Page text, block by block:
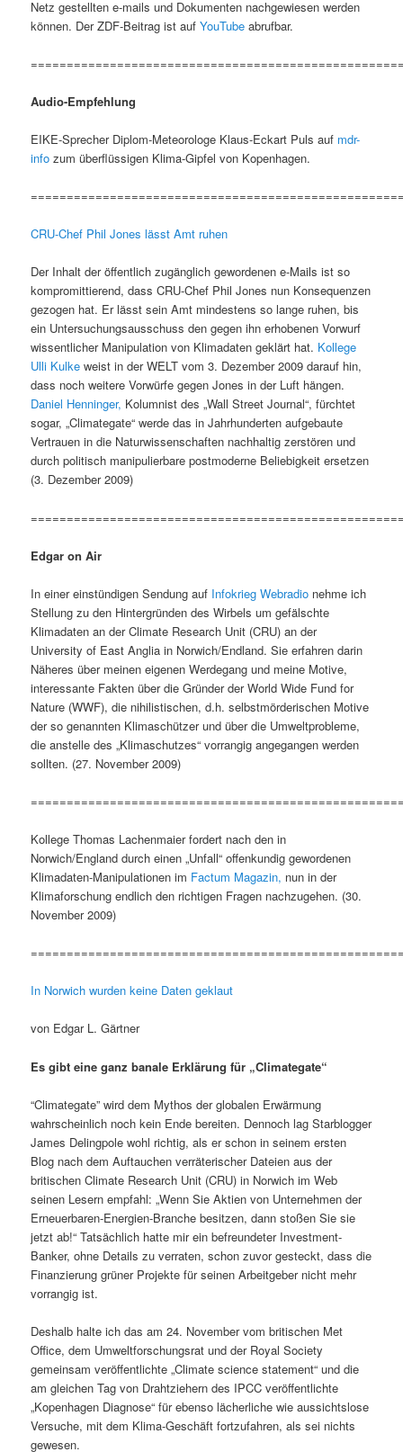
Netz gestellten e-mails und Dokumenten nachgewiesen werden
können. Der ZDF-Beitrag ist aufYouTube abrufbar.
Audio-Empfehlung
EIKE-Sprecher Diplom-Meteorologe Klaus-Eckart Puls auf mdr-
info zum überflüssigen Klima-Gipfel von Kopenhagen.
CRU-Chef Phil Jones lässt Amt ruhen
Der Inhalt der öffentlich zugänglich gewordenen e-Mails ist so
kompromittierend, dass CRU-Chef Phil Jones nun Konsequenzen
gezogen hat. Er lässt sein Amt mindestens so lange ruhen, bis
ein Untersuchungsausschuss den gegen ihn erhobenen Vorwurf
wissentlicher Manipulation von Klimadaten geklärt hat. Kollege
Ulli Kulke weist in der WELT vom 3. Dezember 2009 darauf hin,
dass noch weitere Vorwürfe gegen Jones in der Luft hängen.
Daniel Henninger, Kolumnist des „Wall Street Journal“, fürchtet
sogar, „Climategate“ werde das in Jahrhunderten aufgebaute
Vertrauen in die Naturwissenschaften nachhaltig zerstören und
durch politisch manipulierbare postmoderne Beliebigkeit ersetzen
(3. Dezember 2009)
Edgar on Air
In einer einstündigen Sendung auf Infokrieg Webradio nehme ich
Stellung zu den Hintergründen des Wirbels um gefälschte
Klimadaten an der Climate Research Unit (CRU) an der
University of East Anglia in Norwich/Endland. Sie erfahren darin
Näheres über meinen eigenen Werdegang und meine Motive,
interessante Fakten über die Gründer der World Wide Fund for
Nature (WWF), die nihilistischen, d.h. selbstmörderischen Motive
der so genannten Klimaschützer und über die Umweltprobleme,
die anstelle des „Klimaschutzes“ vorrangig angegangen werden
sollten. (27. November 2009)
Kollege Thomas Lachenmaier fordert nach den in
Norwich/England durch einen „Unfall“ offenkundig gewordenen
Klimadaten-Manipulationen im Factum Magazin, nun in der
Klimaforschung endlich den richtigen Fragen nachzugehen. (30.
November 2009)
In Norwich wurden keine Daten geklaut
von Edgar L. Gärtner
Es gibt eine ganz banale Erklärung für „Climategate“
“Climategate” wird dem Mythos der globalen Erwärmung
wahrscheinlich noch kein Ende bereiten. Dennoch lag Starblogger
James Delingpole wohl richtig, als er schon in seinem ersten
Blog nach dem Auftauchen verräterischer Dateien aus der
britischen Climate Research Unit (CRU) in Norwich im Web
seinen Lesern empfahl: „Wenn Sie Aktien von Unternehmen der
Erneuerbaren-Energien-Branche besitzen, dann stoßen Sie sie
jetzt ab!“ Tatsächlich hatte mir ein befreundeter Investment-
Banker, ohne Details zu verraten, schon zuvor gesteckt, dass die
Finanzierung grüner Projekte für seinen Arbeitgeber nicht mehr
vorrangig ist.
Deshalb halte ich das am 24. November vom britischen Met
Office, dem Umweltforschungsrat und der Royal Society
gemeinsam veröffentlichte „Climate science statement“ und die
am gleichen Tag von Drahtziehern des IPCC veröffentlichte
„Kopenhagen Diagnose“ für ebenso lächerliche wie aussichtslose
Versuche, mit dem Klima-Geschäft fortzufahren, als sei nichts
gewesen.